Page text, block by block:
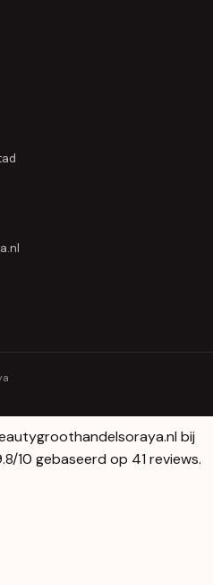
bij
10 gebaseerd op 41 reviews.